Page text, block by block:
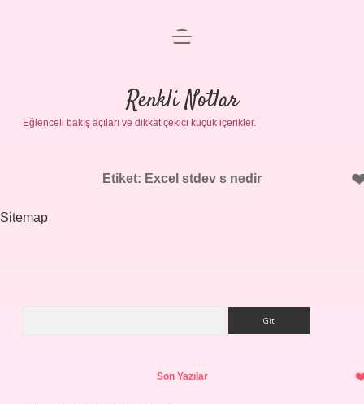
Gizlilik Politikası
Yasal Uyarı
menüyü
Renkli Notlar
Eğlenceli bakış açıları ve dikkat çekici küçük içerikler.
Etiket: Excel stdev s nedir
Sitemap
Son Yazılar